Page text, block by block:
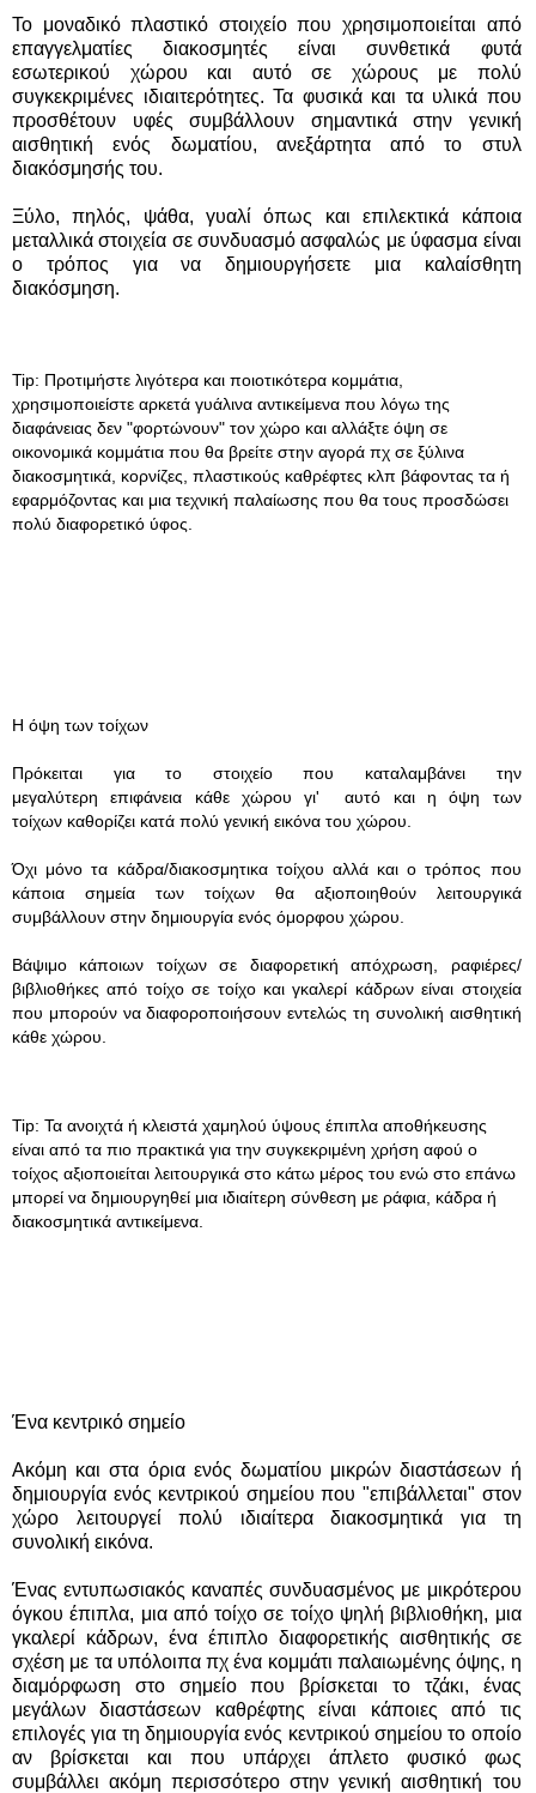
Το μοναδικό πλαστικό στοιχείο που χρησιμοποιείται από
επαγγελματίες διακοσμητές είναι συνθετικά φυτά
εσωτερικού χώρου και αυτό σε χώρους με πολύ
συγκεκριμένες ιδιαιτερότητες. Τα φυσικά και τα υλικά που
προσθέτουν υφές συμβάλλουν σημαντικά στην γενική
αισθητική ενός δωματίου, ανεξάρτητα από το στυλ
διακόσμησής του.
Ξύλο, πηλός, ψάθα, γυαλί όπως και επιλεκτικά κάποια
μεταλλικά στοιχεία σε συνδυασμό ασφαλώς με ύφασμα είναι
ο τρόπος για να δημιουργήσετε μια καλαίσθητη
διακόσμηση.
Tip: Προτιμήστε λιγότερα και ποιοτικότερα κομμάτια,
χρησιμοποιείστε αρκετά γυάλινα αντικείμενα που λόγω της
διαφάνειας δεν "φορτώνουν" τον χώρο και αλλάξτε όψη σε
οικονομικά κομμάτια που θα βρείτε στην αγορά πχ σε ξύλινα
διακοσμητικά, κορνίζες, πλαστικούς καθρέφτες κλπ βάφοντας τα ή
εφαρμόζοντας και μια τεχνική παλαίωσης που θα τους προσδώσει
πολύ διαφορετικό ύφος.
Η όψη των τοίχων
Πρόκειται για το στοιχείο που καταλαμβάνει την
μεγαλύτερη επιφάνεια κάθε χώρου γι' αυτό και η όψη των
τοίχων καθορίζει κατά πολύ γενική εικόνα του χώρου.
Όχι μόνο τα κάδρα/διακοσμητικα τοίχου αλλά και ο τρόπος που
κάποια σημεία των τοίχων θα αξιοποιηθούν λειτουργικά
συμβάλλουν στην δημιουργία ενός όμορφου χώρου.
Βάψιμο κάποιων τοίχων σε διαφορετική απόχρωση, ραφιέρες/
βιβλιοθήκες από τοίχο σε τοίχο και γκαλερί κάδρων είναι στοιχεία
που μπορούν να διαφοροποιήσουν εντελώς τη συνολική αισθητική
κάθε χώρου.
Tip: Τα ανοιχτά ή κλειστά χαμηλού ύψους έπιπλα αποθήκευσης
είναι από τα πιο πρακτικά για την συγκεκριμένη χρήση αφού ο
τοίχος αξιοποιείται λειτουργικά στο κάτω μέρος του ενώ στο επάνω
μπορεί να δημιουργηθεί μια ιδιαίτερη σύνθεση με ράφια, κάδρα ή
διακοσμητικά αντικείμενα.
Ένα κεντρικό σημείο
Ακόμη και στα όρια ενός δωματίου μικρών διαστάσεων ή
δημιουργία ενός κεντρικού σημείου που "επιβάλλεται" στον
χώρο λειτουργεί πολύ ιδιαίτερα διακοσμητικά για τη
συνολική εικόνα.
Ένας εντυπωσιακός καναπές συνδυασμένος με μικρότερου
όγκου έπιπλα, μια από τοίχο σε τοίχο ψηλή βιβλιοθήκη, μια
γκαλερί κάδρων, ένα έπιπλο διαφορετικής αισθητικής σε
σχέση με τα υπόλοιπα πχ ένα κομμάτι παλαιωμένης όψης, η
διαμόρφωση στο σημείο που βρίσκεται το τζάκι, ένας
μεγάλων διαστάσεων καθρέφτης είναι κάποιες από τις
επιλογές για τη δημιουργία ενός κεντρικού σημείου το οποίο
αν βρίσκεται και που υπάρχει άπλετο φυσικό φως
συμβάλλει ακόμη περισσότερο στην γενική αισθητική του